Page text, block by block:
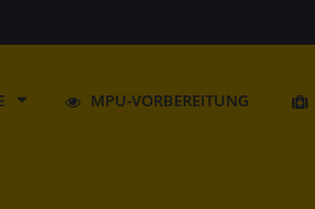
MPU-VORBEREITUNG